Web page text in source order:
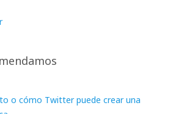
o cómo Twitter puede crear una